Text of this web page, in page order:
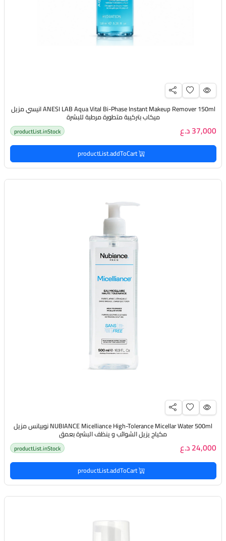
ANESI LAB Aqua Vital Bi-Phase Instant Makeup Remover 150ml انيسي مزيل
ميكاب بتركيبة متطورة مرطبة للبشرة
37,000 د.ع productList.inStock
productList.addToCart
NUBIANCE Micelliance High-Tolerance Micellar Water 500ml نوبيانس مزيل
مكياج يزيل الشوائب و ينظف البشرة بعمق
24,000 د.ع productList.inStock
productList.addToCart